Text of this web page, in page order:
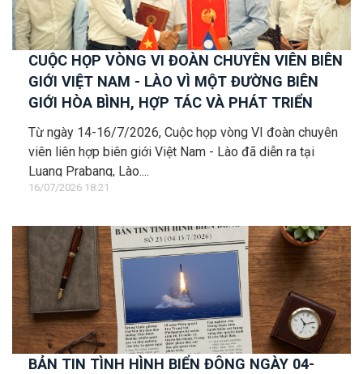
CUỘC HỌP VÒNG VI ĐOÀN CHUYÊN VIÊN BIÊN
GIỚI VIỆT NAM - LÀO VÌ MỘT ĐƯỜNG BIÊN
GIỚI HÒA BÌNH, HỢP TÁC VÀ PHÁT TRIỂN
Từ ngày 14-16/7/2026, Cuộc họp vòng VI đoàn chuyên
viên liên hợp biên giới Việt Nam - Lào đã diễn ra tại
Luang Prabang, Lào....
16/07/2026 18:21
BẢN TIN TÌNH HÌNH BIỂN ĐÔNG NGÀY 04-